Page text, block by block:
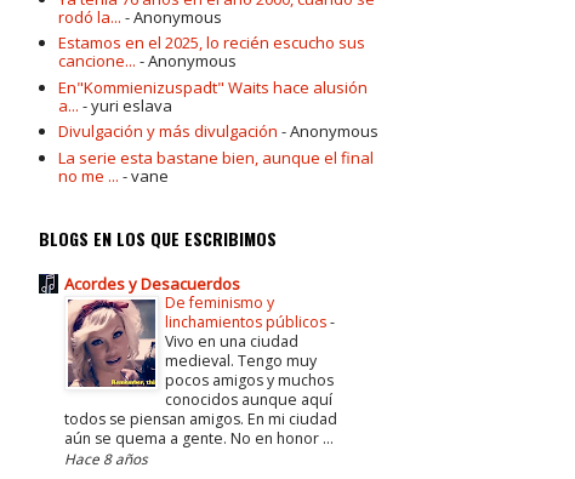
rodó la... - Anonymous
Estamos en el 2025, lo recién escucho sus
cancione... - Anonymous
En"Kommienizuspadt" Waits hace alusión
a... - yuri eslava
Divulgación y más divulgación - Anonymous
La serie esta bastane bien, aunque el final
no me ... - vane
BLOGS EN LOS QUE ESCRIBIMOS
Acordes y Desacuerdos
De feminismo y
linchamientos públicos-
Vivo en una ciudad
medieval. Tengo muy
pocos amigos y muchos
conocidos aunque aquí
todos se piensan amigos. En mi ciudad
aún se quema a gente. No en honor ...
Hace 8 años